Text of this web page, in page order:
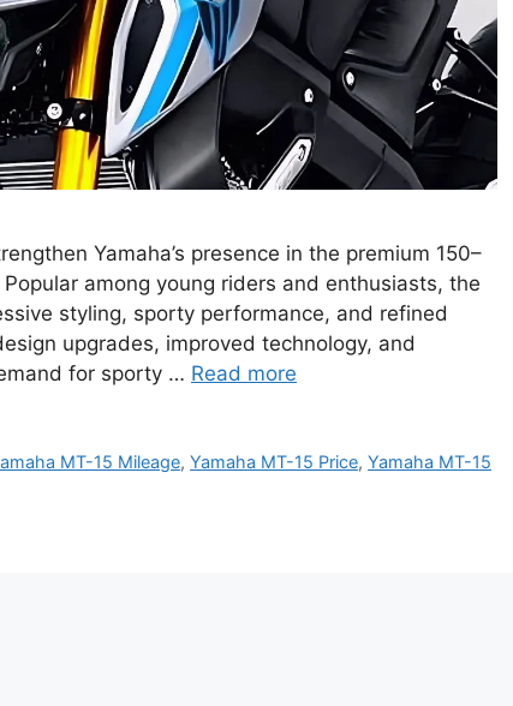
Yamaha’s presence in the premium 150–
among young riders and enthusiasts, the
styling, sporty performance, and refined
upgrades, improved technology, and
for sporty … Read more
MT-15 Mileage,Yamaha MT-15 Price,Yamaha MT-15